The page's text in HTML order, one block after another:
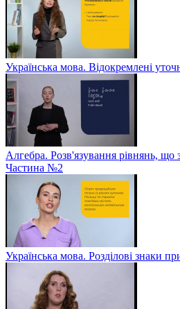
Українська мова. Відокремлені
Алгебра. Розв'язування рівнянь, що
Частина №2
Українська мова. Розділові знаки